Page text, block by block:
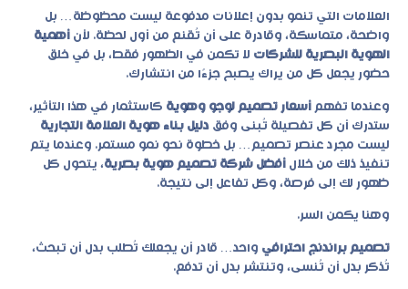
العلامات التي تنمو بدون إعلانات مدفوعة ليست محظوظة… بل
واضحة، متماسكة، وقادرة على أن تُقنع من أول لحظة. لأن أهمية
الهوية البصرية للشركات لا تكمن في الظهور فقط، بل في خلق
حضور يجعل كل من يراك يصبح جزءًا من انتشارك.
وعندما تفهم أسعار تصميم لوجو وهوية كاستثمار في هذا التأثير،
ستدرك أن كل تفصيلة تُبنى وفق دليل بناء هوية العلامة التجارية
ليست مجرد عنصر تصميم… بل خطوة نحو نمو مستمر. وعندما يتم
تنفيذ ذلك من خلال أفضل شركة تصميم هوية بصرية، يتحول كل
ظهور لك إلى فرصة، وكل تفاعل إلى نتيجة.
وهنا يكمن السر.
تصميم براندنج احترافي واحد… قادر أن يجعلك تُطلب بدل أن تبحث،
تُذكر بدل أن تُنسى، وتنتشر بدل أن تدفع.